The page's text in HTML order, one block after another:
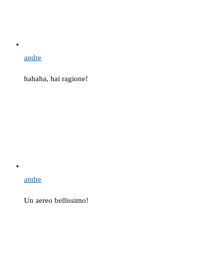
andre
hahaha, hai ragione!
andre
Un aereo bellissimo!